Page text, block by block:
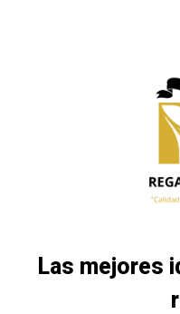
Las mejores